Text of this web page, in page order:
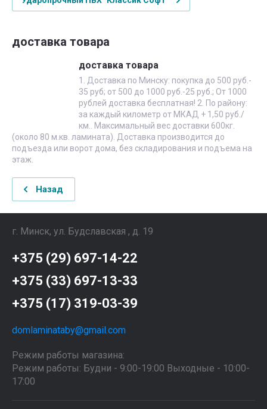
доставка товара
доставка товара
1. Доставка по Минску: покупка до 500 руб.-
35 руб; от 500 до 1000 руб.-25 руб.; От 1000
рублей доставка бесплатная! 2. По району:
за каждый километр от МКАД + 1,50 руб./
км.. Максимальный вес доставки 600кг.
(около 80 м.кв. ламината). Доставка производится до
подъезда или ворот дома, без складирования и подъема на
этаж.
Назад
г. Минск, ул. Будславская , д. 19
+375 (29) 697-14-22
+375 (33) 697-13-33
+375 (17) 319-03-39
domlaminataby@gmail.com
Режим работы магазина:
Режим работы: Будни - 9:00-19:00 Выходные - 10:00-
17:00